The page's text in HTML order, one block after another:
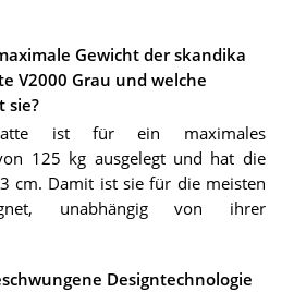
Gewicht der skandika
V2000 Grau und welche
sie?
ist für ein maximales
125 kg ausgelegt und hat die
cm. Damit ist sie für die meisten
unabhängig von ihrer
Designtechnologie